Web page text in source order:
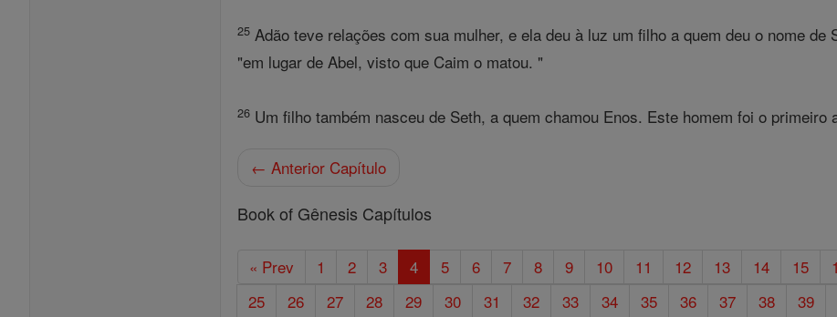
25 Adão teve relações com sua mulher, e ela deu à luz um filho a quem deu o nome
"em lugar de Abel, visto que Caim o matou. "
26 Um filho também nasceu de Seth, a quem chamou Enos. Este homem foi o primeiro
← Anterior Capítulo
Book of Gênesis Capítulos
« Prev 1 2 3 4 5 6 7 8 9 10 11 12 13 14 15
25
26 27 28 29 30 31 32 33 34 35 36 37 38 39